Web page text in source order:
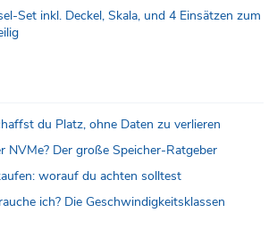
Set inkl. Deckel, Skala, und 4 Einsätzen zum
du Platz, ohne Daten zu verlieren
NVMe? Der große Speicher-Ratgeber
worauf du achten solltest
ich? Die Geschwindigkeitsklassen